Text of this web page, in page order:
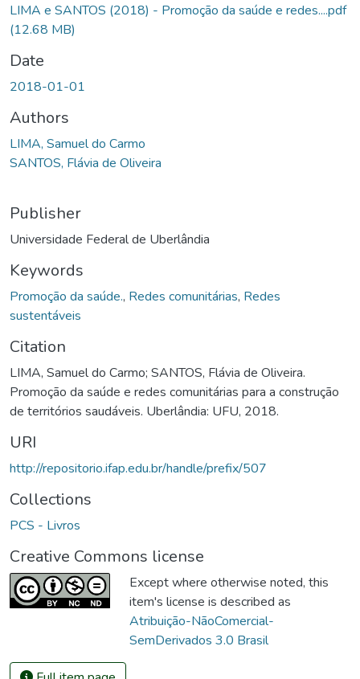
LIMA e SANTOS (2018) - Promoção da saúde e redes....pdf
(12.68 MB)
Date
2018-01-01
Authors
LIMA, Samuel do Carmo
SANTOS, Flávia de Oliveira
Publisher
Universidade Federal de Uberlândia
Keywords
Promoção da saúde., Redes comunitárias, Redes
sustentáveis
Citation
LIMA, Samuel do Carmo; SANTOS, Flávia de Oliveira.
Promoção da saúde e redes comunitárias para a construção
de territórios saudáveis. Uberlândia: UFU, 2018.
URI
http://repositorio.ifap.edu.br/handle/prefix/507
Collections
PCS - Livros
Creative Commons license
Except where otherwise noted, this
item's license is described as
Atribuição-NãoComercial-
SemDerivados 3.0 Brasil